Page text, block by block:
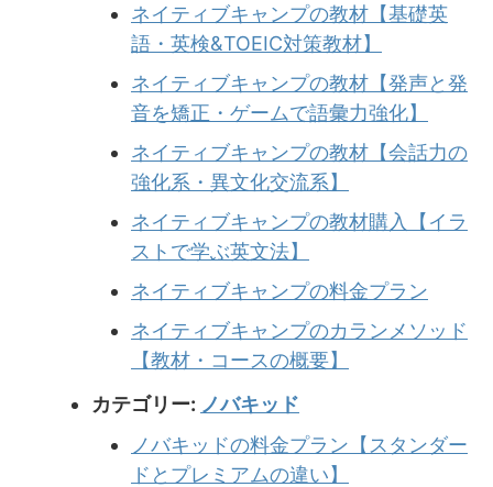
ネイティブキャンプの教材【基礎英
語・英検&TOEIC対策教材】
ネイティブキャンプの教材【発声と発
音を矯正・ゲームで語彙力強化】
ネイティブキャンプの教材【会話力の
強化系・異文化交流系】
ネイティブキャンプの教材購入【イラ
ストで学ぶ英文法】
ネイティブキャンプの料金プラン
ネイティブキャンプのカランメソッド
【教材・コースの概要】
カテゴリー: ノバキッド
ノバキッドの料金プラン【スタンダー
ドとプレミアムの違い】